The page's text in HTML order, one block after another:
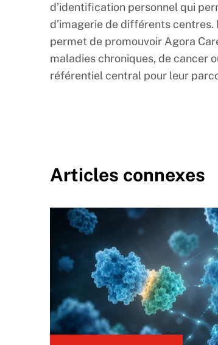
d’identification personnel qui
d’imagerie de différents centres.
permet de promouvoir Agora
maladies chroniques, de cancer
référentiel central pour leur
Articles connexes